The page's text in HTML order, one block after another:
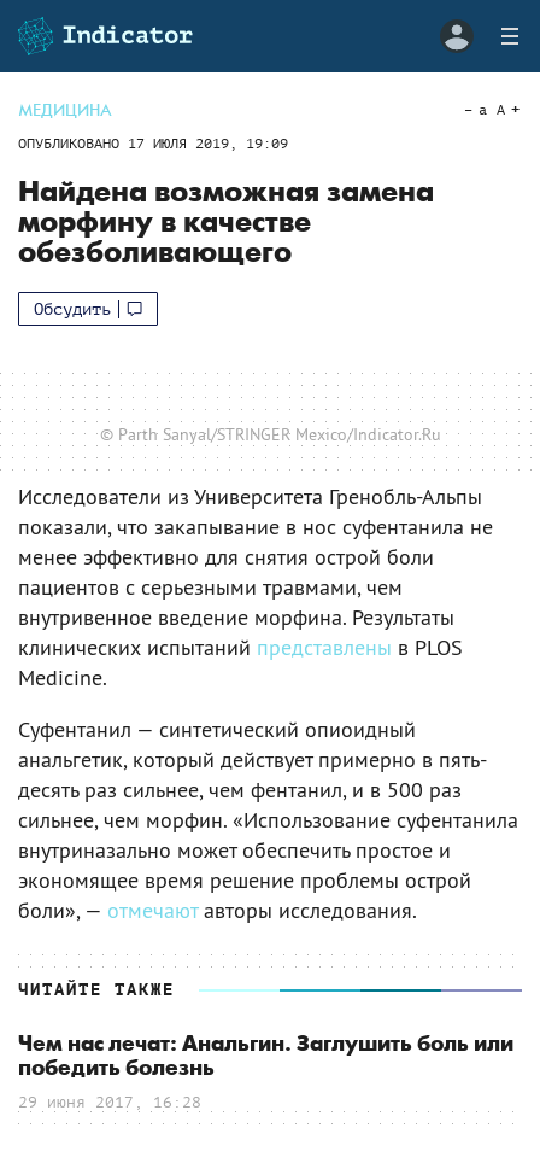
МЕДИЦИНА
ОПУБЛИКОВАНО 17 ИЮЛЯ 2019, 19:09
a A
Найдена возможная замена
морфину в качестве
обезболивающего
Обсудить
© Parth Sanyal/STRINGER Mexico/Indicator.Ru
Исследователи из Университета Гренобль-Альпы
показали, что закапывание в нос суфентанила не
менее эффективно для снятия острой боли
пациентов с серьезными травмами, чем
внутривенное введение морфина. Результаты
клинических испытаний представлены в PLOS
Medicine.
Суфентанил — синтетический опиоидный
анальгетик, который действует примерно в пять-
десять раз сильнее, чем фентанил, и в 500 раз
сильнее, чем морфин. «Использование суфентанила
внутриназально может обеспечить простое и
экономящее время решение проблемы острой
боли», — отмечаютавторы исследования.
ЧИТАЙТЕ ТАКЖЕ
Чем нас лечат: Анальгин. Заглушить боль или
победить болезнь
29 июня 2017, 16:28